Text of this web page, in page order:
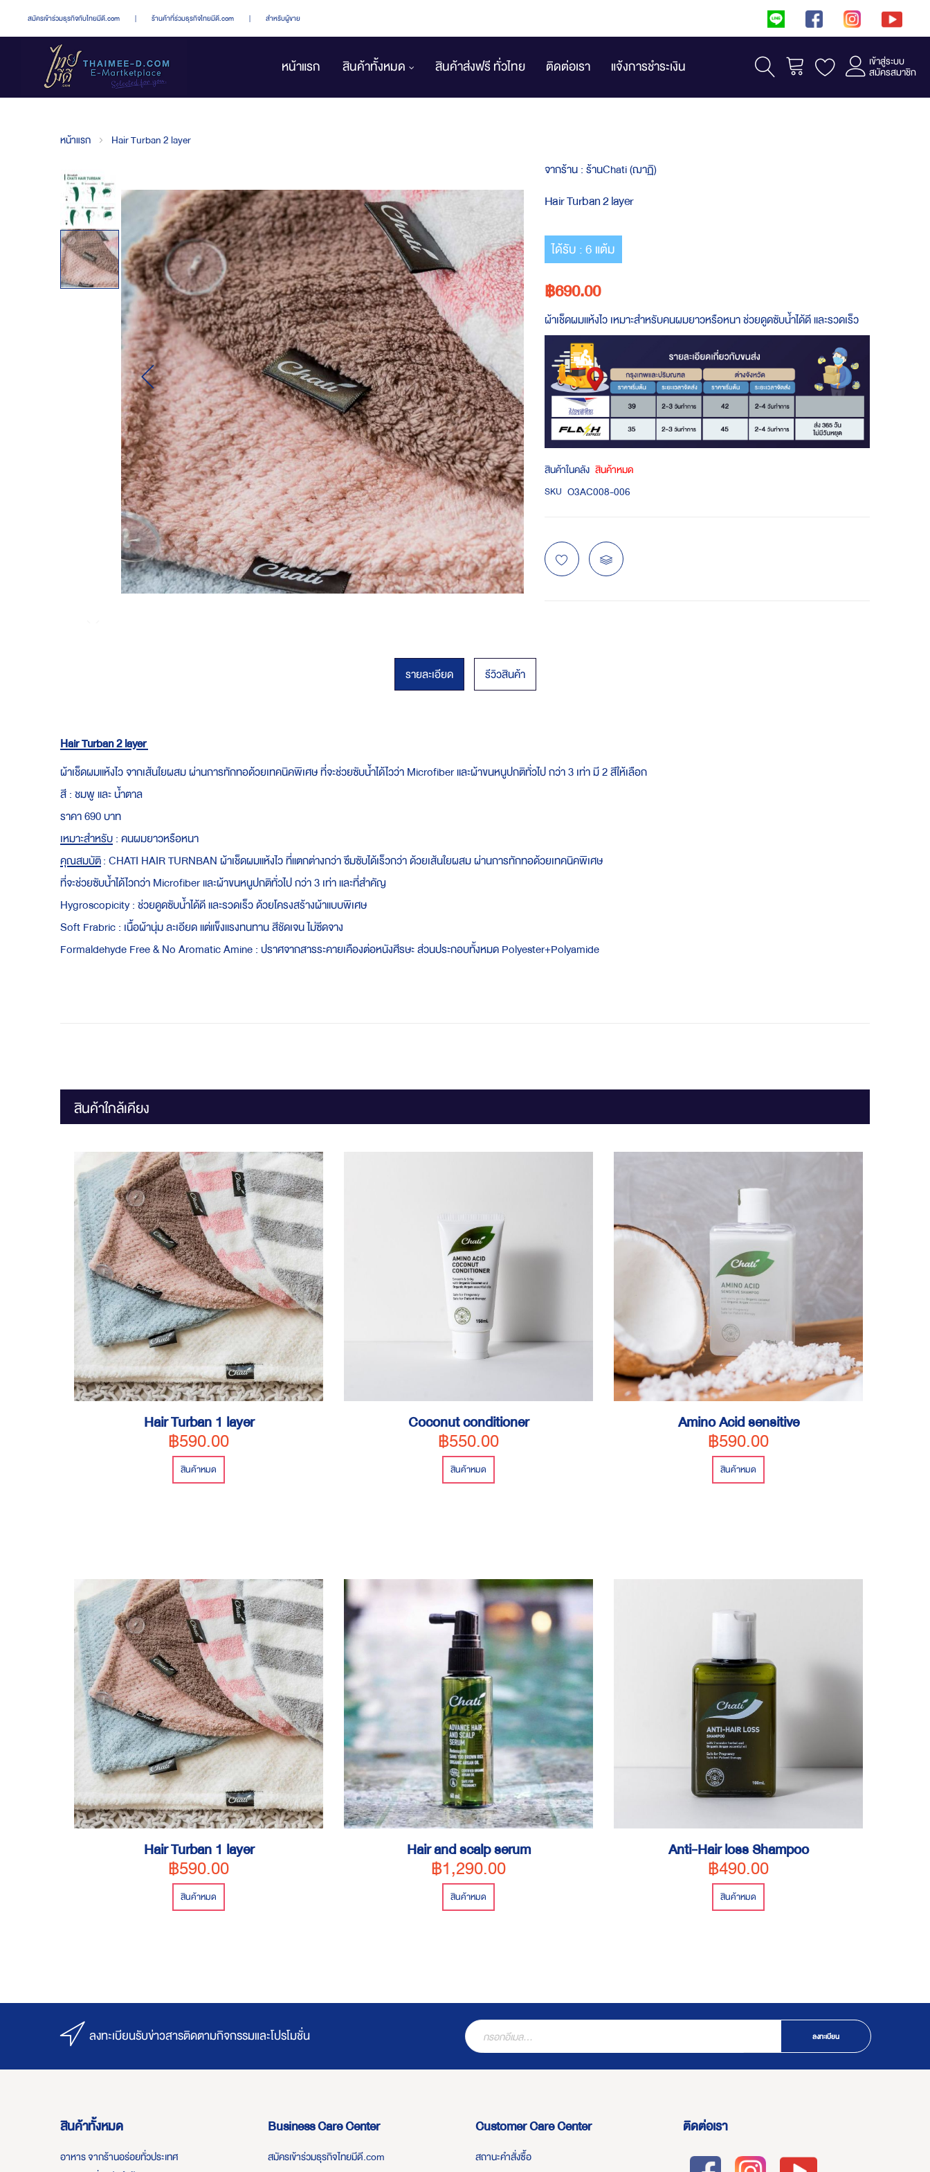
สมัครเข้าร่วมธุรกิจกับไทยมีดี.com | ร้านค้าที่ร่วมธุรกิจไทยมีดี.com | สำหรับผู้ขาย
หน้าแรก สินค้าทั้งหมด สินค้าส่งฟรี ทั่วไทย ติดต่อเรา แจ้งการชำระเงิน รถเข็น เข้าสู่ระบบ
สมัครสมาชิก
หน้าแรก Hair Turban 2 layer
to
the
end
of
the
images
gallery
gallery
จากร้าน :ร้านChati (ฌาฏิ)
Hair Turban 2 layer
ได้รับ : 6 แต้ม
฿690.00
ผ้าเช็ดผมแห้งไว เหมาะสำหรับคนผมยาวหรือหนา ช่วยดูดซับน้ำได้ดี และรวดเร็ว
สินค้าในคลัง สินค้าหมด
SKU O3AC008-006
รายละเอียด
Hair Turban 2 layer
ผ้าเช็ดผมแห้งไว จากเส้นใยผสม ผ่านการทักทอด้วยเทคนิคพิเศษ ที่จะช่วยซับน้ำได้ไวว่า Microfiber และผ้าขนหนูปกติทั่วไป กว่า 3 เท่า มี 2 สีให้เลือก
สี : ชมพู และ น้ำตาล
ราคา 690 บาท
เหมาะสำหรับ: คนผมยาวหรือหนา
คุณสมบัติ: CHATI HAIR TURNBAN ผ้าเช็ดผมแห้งไว ที่แตกต่างกว่า ซึมซับได้เร็วกว่า ด้วยเส้นใยผสม ผ่านการทักทอด้วยเทคนิคพิเศษ
ที่จะช่วยซับน้ำได้ไวกว่า Microfiber และผ้าขนหนูปกติทั่วไป กว่า 3 เท่า และที่สำคัญ
Hygroscopicity : ช่วยดูดซับน้ำได้ดี และรวดเร็ว ด้วยโครงสร้างผ้าแบบพิเศษ
Soft Frabric : เนื้อผ้านุ่ม ละเอียด แต่แข็งแรงทนทาน สีชัดเจน ไม่ซีดจาง
Formaldehyde Free & No Aromatic Amine : ปราศจากสารระคายเคืองต่อหนังศีรษะ ส่วนประกอบทั้งหมด Polyester+Polyamide
รีวิวสินค้า
สินค้าใกล้เคียง
Hair Turban 1 layer
฿590.00
สินค้าหมด
Coconut conditioner
฿550.00
สินค้าหมด
Amino Acid sensitive
฿590.00
สินค้าหมด
Hair Turban 1 layer
฿590.00
สินค้าหมด
Hair and scalp serum
฿1,290.00
สินค้าหมด
Anti-Hair loss Shampoo
฿490.00
สินค้าหมด
ลงทะเบียนรับข่าวสารติดตามกิจกรรมและโปรโมชั่น ลงทะเบียน
สินค้าทั้งหมด
อาหาร จากร้านอร่อยทั่วประเทศ
Business Care Center
สมัครเข้าร่วมธุรกิจไทยมีดี.com
Customer Care Center
สถานะคำสั่งซื้อ
ติดต่อเรา